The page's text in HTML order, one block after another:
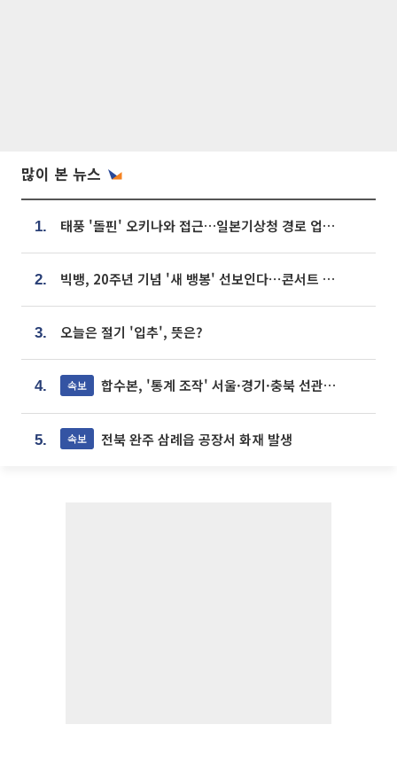
많이 본 뉴스
1. 태풍 '돌핀' 오키나와 접근…일본기상청 경로 업데이트
2. 빅뱅, 20주년 기념 '새 뱅봉' 선보인다⋯콘서트 앞두고 팝업 개최
3. 오늘은 절기 '입추', 뜻은?
4. 속보 합수본, '통계 조작' 서울·경기·충북 선관위 등 추가 압수수색
5. 속보 전북 완주 삼례읍 공장서 화재 발생